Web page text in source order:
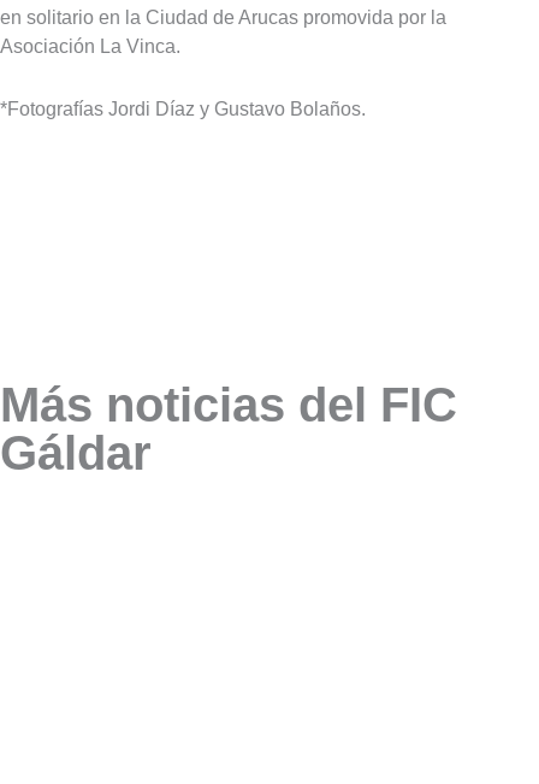
en solitario en la Ciudad de Arucas promovida por la
Asociación La Vinca.
*Fotografías Jordi Díaz y Gustavo Bolaños.
Más noticias del FIC
Gáldar